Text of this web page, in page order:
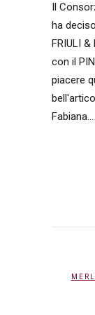
Il
ha
FRIULI &
con il
piacere
Fabiana...